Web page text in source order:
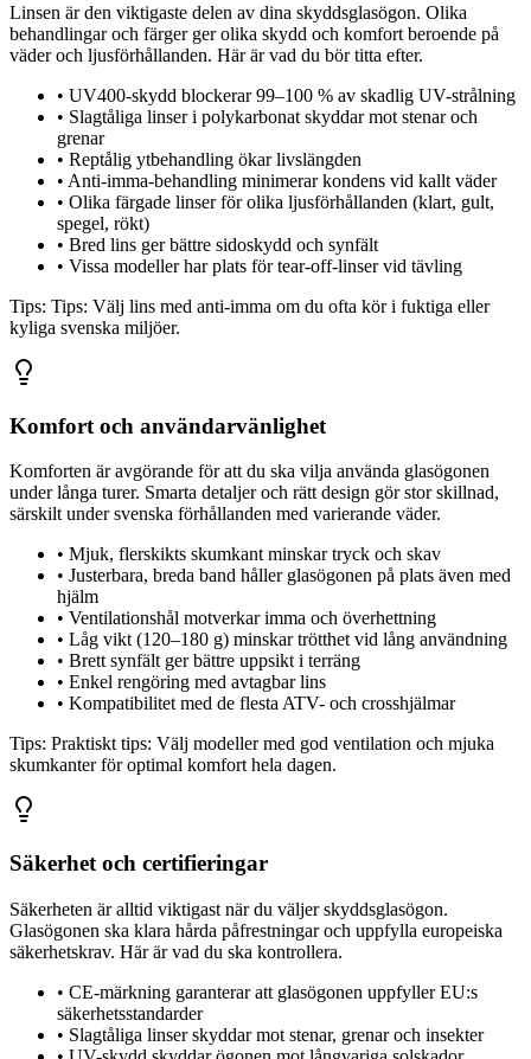
Linsen är den viktigaste delen av dina skyddsglasögon. Olika
behandlingar och färger ger olika skydd och komfort beroende på
väder och ljusförhållanden. Här är vad du bör titta efter.
• UV400-skydd blockerar 99–100 % av skadlig UV-strålning
• Slagtåliga linser i polykarbonat skyddar mot stenar och
grenar
• Reptålig ytbehandling ökar livslängden
• Anti-imma-behandling minimerar kondens vid kallt väder
• Olika färgade linser för olika ljusförhållanden (klart, gult,
spegel, rökt)
• Bred lins ger bättre sidoskydd och synfält
• Vissa modeller har plats för tear-off-linser vid tävling
Tips: Tips: Välj lins med anti-imma om du ofta kör i fuktiga eller
kyliga svenska miljöer.
Komfort och användarvänlighet
Komforten är avgörande för att du ska vilja använda glasögonen
under långa turer. Smarta detaljer och rätt design gör stor skillnad,
särskilt under svenska förhållanden med varierande väder.
• Mjuk, flerskikts skumkant minskar tryck och skav
• Justerbara, breda band håller glasögonen på plats även med
hjälm
• Ventilationshål motverkar imma och överhettning
• Låg vikt (120–180 g) minskar trötthet vid lång användning
• Brett synfält ger bättre uppsikt i terräng
• Enkel rengöring med avtagbar lins
• Kompatibilitet med de flesta ATV- och crosshjälmar
Tips: Praktiskt tips: Välj modeller med god ventilation och mjuka
skumkanter för optimal komfort hela dagen.
Säkerhet och certifieringar
Säkerheten är alltid viktigast när du väljer skyddsglasögon.
Glasögonen ska klara hårda påfrestningar och uppfylla europeiska
säkerhetskrav. Här är vad du ska kontrollera.
• CE-märkning garanterar att glasögonen uppfyller EU:s
säkerhetsstandarder
• Slagtåliga linser skyddar mot stenar, grenar och insekter